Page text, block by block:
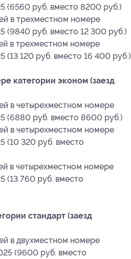
(6560 руб. вместо 8200 руб.)
в трехместном номере
(9840 руб. вместо 12 300 руб.)
в трехместном номере
(13 120 руб. вместо 16 400 руб.)
категории эконом (заезд
в четырехместном номере
(6880 руб. вместо 8600 руб.)
в четырехместном номере
(10 320 руб. вместо
в четырехместном номере
(13 760 руб. вместо
стандарт (заезд
в двухместном номере
(9600 руб. вместо